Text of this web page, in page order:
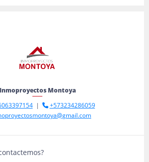
Inmoproyectos Montoya
|
+573234286059